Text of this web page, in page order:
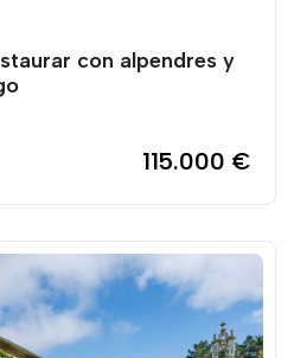
con alpendres y
115.000 €